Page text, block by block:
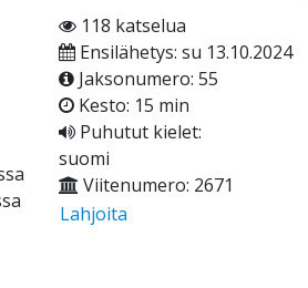
118 katselua
Ensilähetys: su 13.10.2024
Jaksonumero: 55
Kesto: 15 min
Puhutut kielet:
suomi
Viitenumero: 2671
Lahjoita